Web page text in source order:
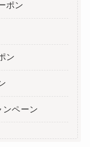
ポン
ン
ンペーン